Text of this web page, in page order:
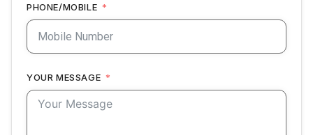
PHONE/MOBILE
YOUR MESSAGE